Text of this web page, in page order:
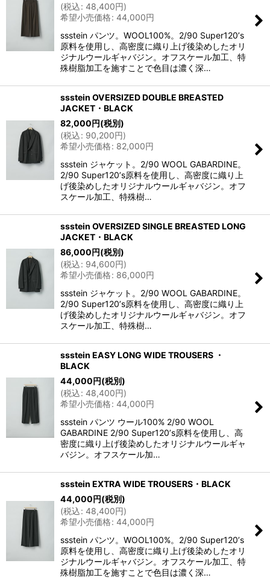
(税込: 48,400円)
希望小売価格: 44,000円
ssstein パンツ。WOOL100%。2/90 Super120ʼs
原料を使用し、高密度に織り上げ後染めしたオリ
ジナルウールギャバジン。オフスケール加工、特
殊樹脂加工を施すことで色目は濃く深…
ssstein OVERSIZED DOUBLE BREASTED
JACKET・BLACK
82,000円(税別)
(税込: 90,200円)
希望小売価格: 82,000円
ssstein ジャケット。2/90 WOOL GABARDINE。
2/90 Super120ʼs原料を使用し、高密度に織り上
げ後染めしたオリジナルウールギャバジン。オフ
スケール加工、特殊樹…
ssstein OVERSIZED SINGLE BREASTED LONG
JACKET・BLACK
86,000円(税別)
(税込: 94,600円)
希望小売価格: 86,000円
ssstein ジャケット。2/90 WOOL GABARDINE。
2/90 Super120ʼs原料を使用し、高密度に織り上
げ後染めしたオリジナルウールギャバジン。オフ
スケール加工、特殊樹…
ssstein EASY LONG WIDE TROUSERS ・
BLACK
44,000円(税別)
(税込: 48,400円)
希望小売価格: 44,000円
ssstein パンツ ウール100% 2/90 WOOL
GABARDINE 2/90 Super120ʼs原料を使用し、高
密度に織り上げ後染めしたオリジナルウールギャ
バジン。オフスケール加…
ssstein EXTRA WIDE TROUSERS・BLACK
44,000円(税別)
(税込: 48,400円)
希望小売価格: 44,000円
ssstein パンツ。WOOL100%。2/90 Super120ʼs
原料を使用し、高密度に織り上げ後染めしたオリ
ジナルウールギャバジン。オフスケール加工、特
殊樹脂加工を施すことで色目は濃く深…